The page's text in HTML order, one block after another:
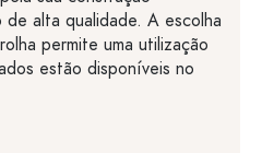
alta qualidade. A escolha
permite uma utilização
estão disponíveis no